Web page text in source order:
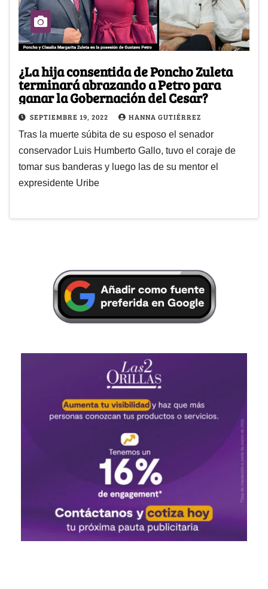
¿La hija consentida de Poncho Zuleta
terminará abrazando a Petro para
ganar la Gobernación del Cesar?
SEPTIEMBRE 19, 2022 HANNA GUTIÉRREZ
Tras la muerte súbita de su esposo el senador
conservador Luis Humberto Gallo, tuvo el coraje de
tomar sus banderas y luego las de su mentor el
expresidente Uribe